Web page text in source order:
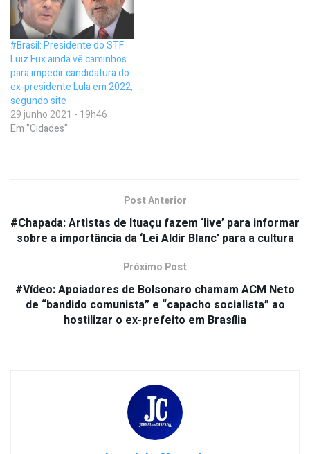
#Brasil: Presidente do STF
Luiz Fux ainda vê caminhos
para impedir candidatura do
ex-presidente Lula em 2022,
segundo site
29 junho 2021 - 19h46
Em "Cidades"
Post Anterior
#Chapada: Artistas de Ituaçu fazem ‘live’ para informar
sobre a importância da ‘Lei Aldir Blanc’ para a cultura
Próximo Post
#Vídeo: Apoiadores de Bolsonaro chamam ACM Neto
de “bandido comunista” e “capacho socialista” ao
hostilizar o ex-prefeito em Brasília